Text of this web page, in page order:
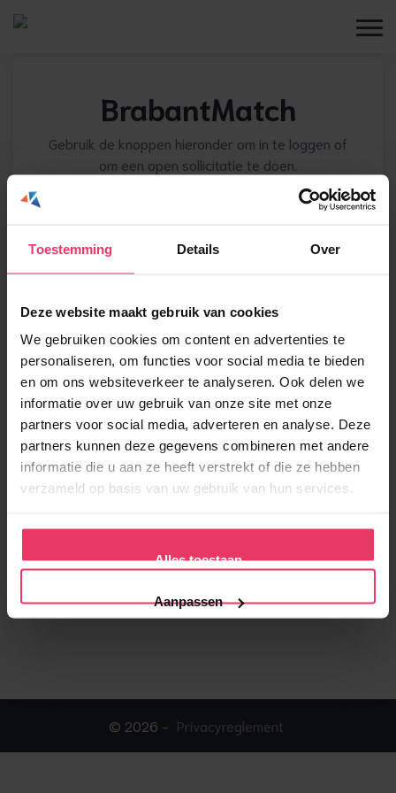
Toestemming Details Over
Deze website maakt gebruik van cookies
We gebruiken cookies om content en advertenties te
personaliseren, om functies voor social media te bieden
en om ons websiteverkeer te analyseren. Ook delen we
informatie over uw gebruik van onze site met onze
partners voor social media, adverteren en analyse. Deze
partners kunnen deze gegevens combineren met andere
informatie die u aan ze heeft verstrekt of die ze hebben
verzameld op basis van uw gebruik van hun services.
Alles toestaan
Aanpassen
BrabantMatch
Gebruik de knoppen hieronder om in te loggen of
om een open sollicitatie te doen.
© 2026 - Privacyreglement